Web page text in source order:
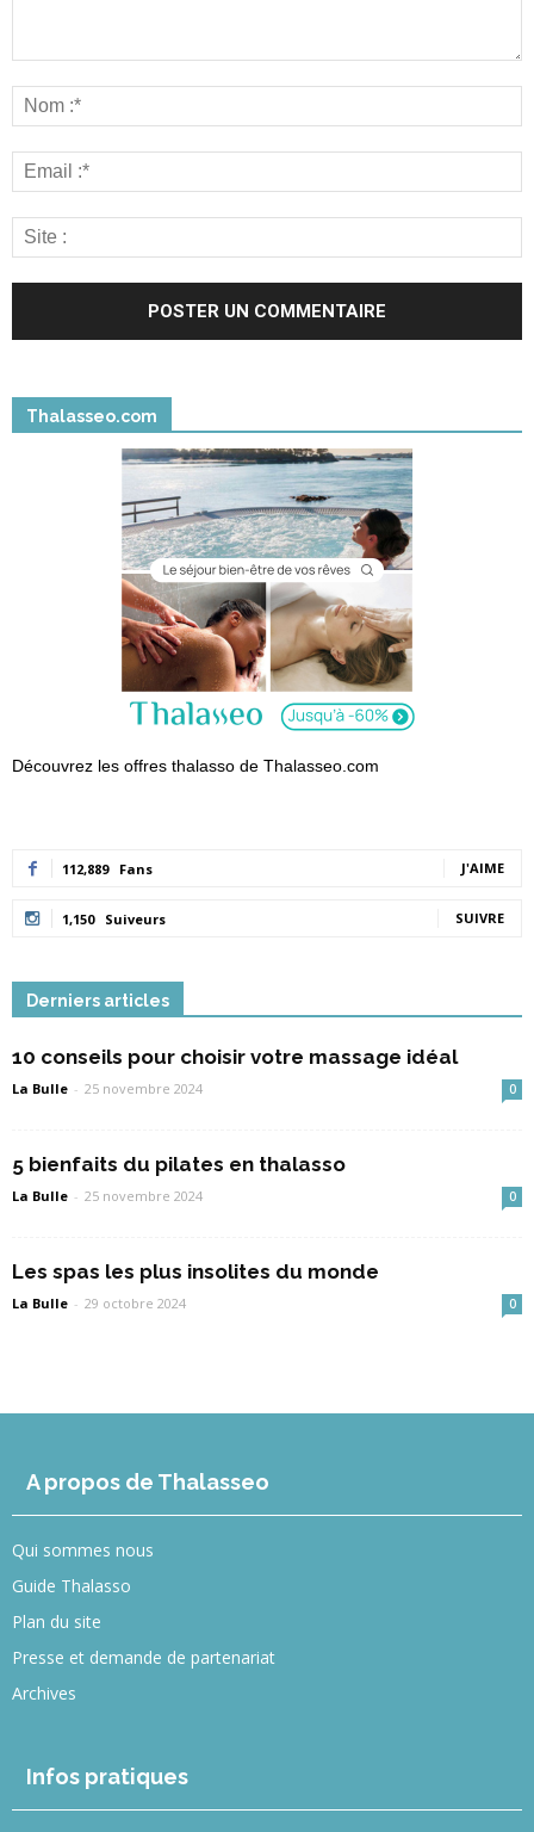
Thalasseo.com
Découvrez les offres thalasso de Thalasseo.com
112,889 Fans J'AIME
1,150 Suiveurs SUIVRE
Derniers articles
10 conseils pour choisir votre massage idéal
La Bulle - 25 novembre 2024 0
5 bienfaits du pilates en thalasso
La Bulle - 25 novembre 2024 0
Les spas les plus insolites du monde
La Bulle - 29 octobre 2024 0
A propos de Thalasseo
Qui sommes nous
Guide Thalasso
Plan du site
Presse et demande de partenariat
Archives
Infos pratiques